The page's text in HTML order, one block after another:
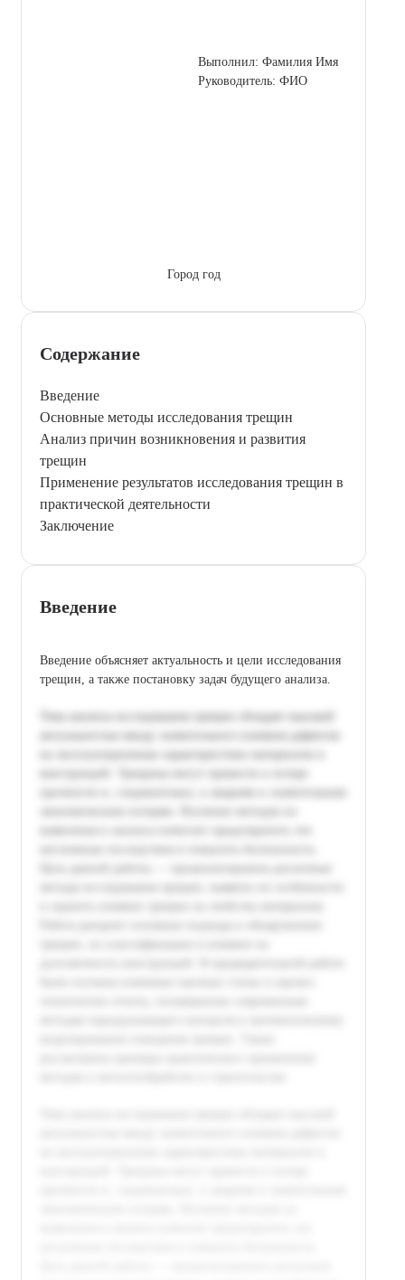
Выполнил: Фамилия Имя
Руководитель: ФИО
Город год
Содержание
Введение
Основные методы исследования трещин
Анализ причин возникновения и развития
трещин
Применение результатов исследования трещин в
практической деятельности
Заключение
Введение
Введение объясняет актуальность и цели исследования
трещин, а также постановку задач будущего анализа.